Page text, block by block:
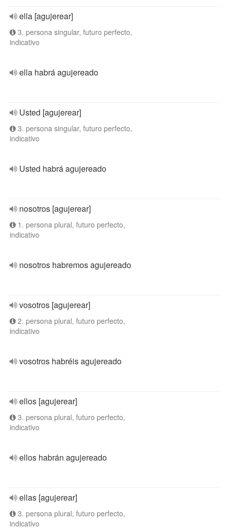
ella [agujerear]
3. persona singular, futuro perfecto,
indicativo
ella habrá agujereado
Usted [agujerear]
3. persona singular, futuro perfecto,
indicativo
Usted habrá agujereado
nosotros [agujerear]
1. persona plural, futuro perfecto,
indicativo
nosotros habremos agujereado
vosotros [agujerear]
2. persona plural, futuro perfecto,
indicativo
vosotros habréis agujereado
ellos [agujerear]
3. persona plural, futuro perfecto,
indicativo
ellos habrán agujereado
ellas [agujerear]
3. persona plural, futuro perfecto,
indicativo